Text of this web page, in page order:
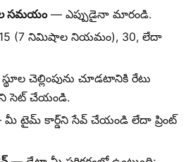
సమయం— ఎప్పుడైనా మారండి.
(7 నిమిషాల నియమం), 30, లేదా
చెల్లింపును చూడటానికి రేటు
సెట్ చేయండి.
టైమ్ కార్డ్‌ని సేవ్ చేయండి లేదా ప్రింట్